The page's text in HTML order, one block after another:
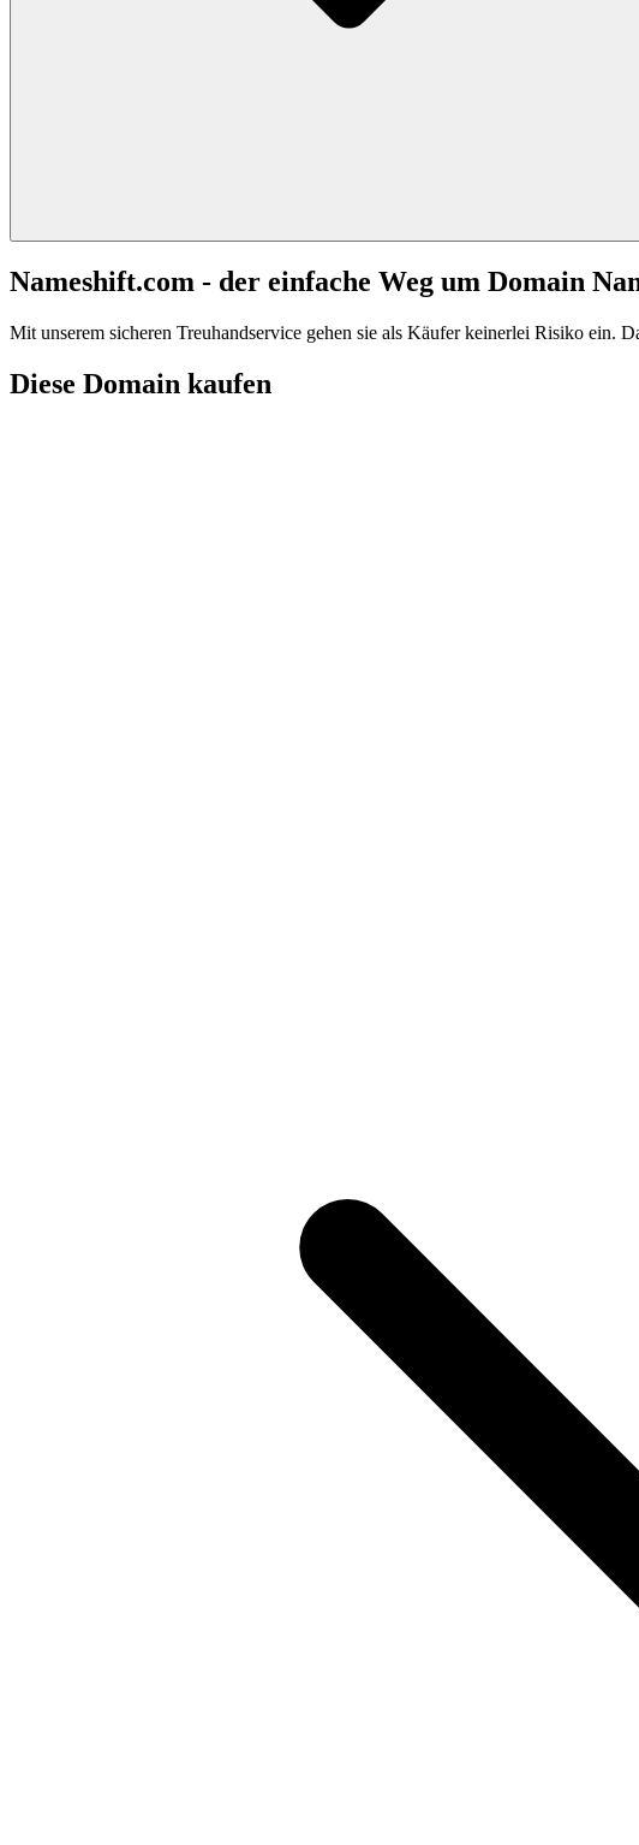
Nameshift.com - der einfache Weg um Domain
Mit unserem sicheren Treuhandservice gehen sie als Käufer keinerlei Risiko ein.
Diese Domain kaufen